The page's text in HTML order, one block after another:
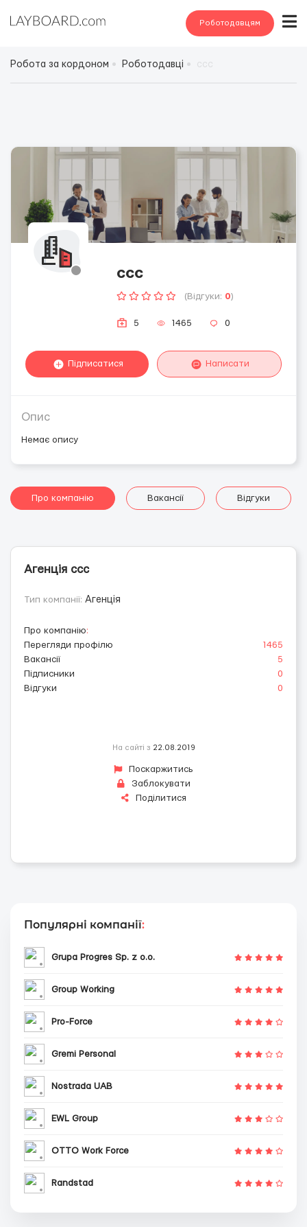
Роботодавцям
Робота за кордоном Роботодавці
ссс
(Відгуки: 0)
5 1465 0
Підписатися Написати
Опис
Немає опису
Про компанію Вакансії Відгуки
Агенція ссс
Тип компанії: Агенція
Про компанію:
Перегляди профілю
1465
Вакансії
5
Підписники
0
Відгуки
0
На сайті з 22.08.2019
Поскаржитись
Заблокувати
Поділитися
Популярні компанії:
Grupa Progres Sp. z o.o.
Group Working
Pro-Force
Gremi Personal
Nostrada UAB
EWL Group
OTTO Work Force
Randstad